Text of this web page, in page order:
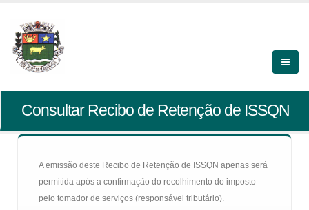
Consultar Recibo de Retenção de ISSQN
A emissão deste Recibo de Retenção de ISSQN apenas será
permitida após a confirmação do recolhimento do imposto
pelo tomador de serviços (responsável tributário).